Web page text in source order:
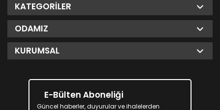
KATEGORILER
ODAMIZ
KURUMSAL
E-Bülten Aboneliği
Güncel haberler, duyurular ve ihalelerden